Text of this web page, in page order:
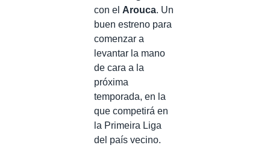
con el Arouca. Un
buen estreno para
comenzar a
levantar la mano
de cara a la
próxima
temporada, en la
que competirá en
la Primeira Liga
del país vecino.